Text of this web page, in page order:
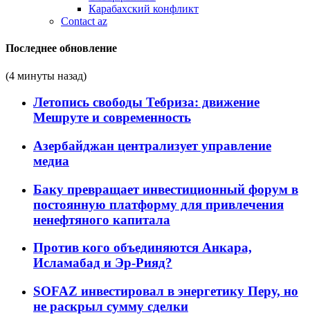
Карабахский конфликт
Contact az
Последнее обновление
(4 минуты назад)
Летопись свободы Тебриза: движение
Мешруте и современность
Азербайджан централизует управление
медиа
Баку превращает инвестиционный форум в
постоянную платформу для привлечения
ненефтяного капитала
Против кого объединяются Анкара,
Исламабад и Эр-Рияд?
SOFAZ инвестировал в энергетику Перу, но
не раскрыл сумму сделки